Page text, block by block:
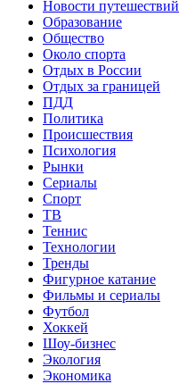
Новости путешествий
Образование
Общество
Около спорта
Отдых в России
Отдых за границей
ПДД
Политика
Происшествия
Психология
Рынки
Сериалы
Спорт
ТВ
Теннис
Технологии
Тренды
Фигурное катание
Фильмы и сериалы
Футбол
Хоккей
Шоу-бизнес
Экология
Экономика